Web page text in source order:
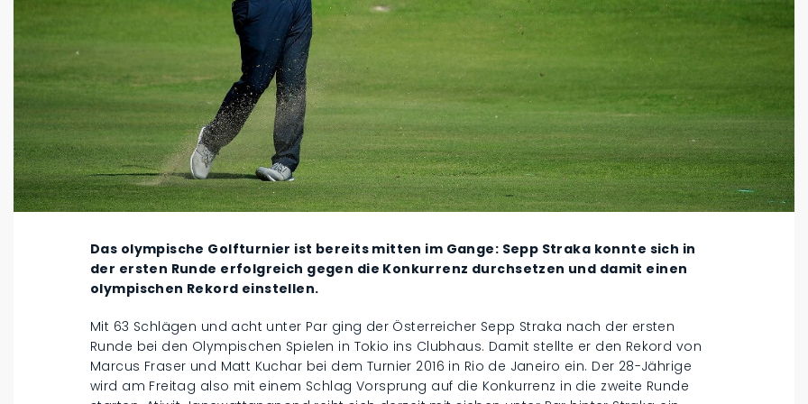
Das olympische Golfturnier ist bereits mitten im Gange: Sepp Straka konnte sich in
der ersten Runde erfolgreich gegen die Konkurrenz durchsetzen und damit einen
olympischen Rekord einstellen.
Mit 63 Schlägen und acht unter Par ging der Österreicher Sepp Straka nach der ersten
Runde bei den Olympischen Spielen in Tokio ins Clubhaus. Damit stellte er den Rekord von
Marcus Fraser und Matt Kuchar bei dem Turnier 2016 in Rio de Janeiro ein. Der 28-Jährige
wird am Freitag also mit einem Schlag Vorsprung auf die Konkurrenz in die zweite Runde